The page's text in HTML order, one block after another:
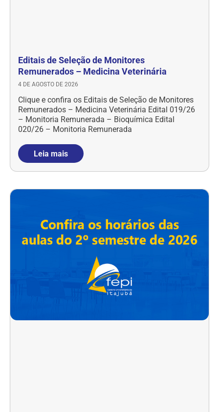
Editais de Seleção de Monitores
Remunerados – Medicina Veterinária
4 DE AGOSTO DE 2026
Clique e confira os Editais de Seleção de Monitores
Remunerados – Medicina Veterinária Edital 019/26
– Monitoria Remunerada – Bioquímica Edital
020/26 – Monitoria Remunerada
Leia mais